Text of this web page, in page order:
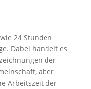
24 Stunden
Dabei handelt es
der
aber
Arbeitszeit der